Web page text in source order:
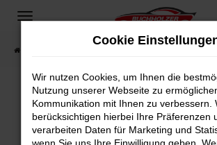
Zum
springen
Fahrzeugsuche
Fehler: Network Error
Beim Laden ist ein Fehler aufgetreten.
Cookie
Wir nutzen Cookies, um Ihnen die
Nutzung unserer Webseite zu
Kommunikation mit Ihnen zu verbessern.
berücksichtigen hierbei Ihre Präferenzen
verarbeiten Daten für Marketing und